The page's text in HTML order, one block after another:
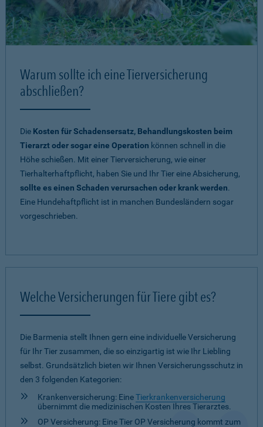
Warum sollte ich eine Tierversicherung
abschließen?
Die Kosten für Schadensersatz, Behandlungskosten beim
Tierarzt oder sogar eine Operation können schnell in die
Höhe schießen. Mit einer Tierversicherung, wie einer
Tierhalterhaftpflicht, haben Sie und Ihr Tier eine Absicherung,
sollte es einen Schaden verursachen oder krank werden.
Eine Hundehaftpflicht ist in manchen Bundesländern sogar
vorgeschrieben.
Welche Versicherungen für Tiere gibt es?
Die Barmenia stellt Ihnen gern eine individuelle Versicherung
für Ihr Tier zusammen, die so einzigartig ist wie Ihr Liebling
selbst. Grundsätzlich bieten wir Ihnen Versicherungsschutz in
den 3 folgenden Kategorien:
Krankenversicherung: EineTierkrankenversicherung
übernimmt die medizinischen Kosten Ihres Tierarztes.
OP Versicherung: Eine Tier OP Versicherung kommt zum